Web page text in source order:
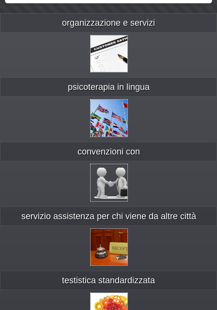
organizzazione e servizi
psicoterapia in lingua
convenzioni con
servizio assistenza per chi viene da altre città
testistica standardizzata